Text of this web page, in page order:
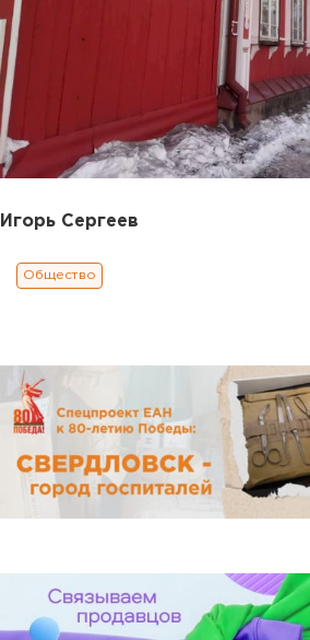
Игорь Сергеев
Общество